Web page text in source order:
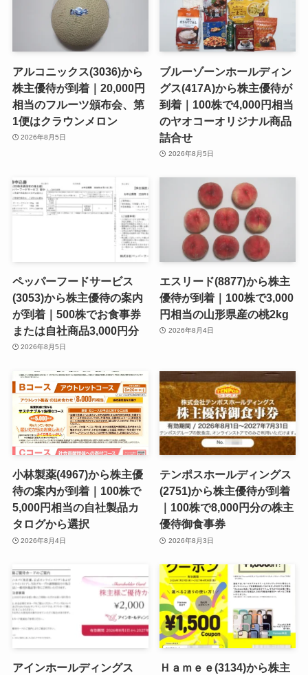
アルコニックス(3036)から
株主優待が到着｜20,000円
相当のフルーツ頒布会、第
1便はクラウンメロン
2026年8月5日
ブルーゾーンホールディン
グス(417A)から株主優待が
到着｜100株で4,000円相当
のヤオコーオリジナル商品
詰合せ
2026年8月5日
ペッパーフードサービス
(3053)から株主優待の案内
が到着｜500株でお食事券
または自社商品3,000円分
2026年8月5日
エスリード(8877)から株主
優待が到着｜100株で3,000
円相当の山形県産の桃2kg
2026年8月4日
小林製薬(4967)から株主優
待の案内が到着｜100株で
5,000円相当の自社製品カ
タログから選択
2026年8月4日
テンポスホールディングス
(2751)から株主優待が到着
｜100株で8,000円分の株主
優待御食事券
2026年8月3日
アインホールディングス
Ｈａｍｅｅ(3134)から株主